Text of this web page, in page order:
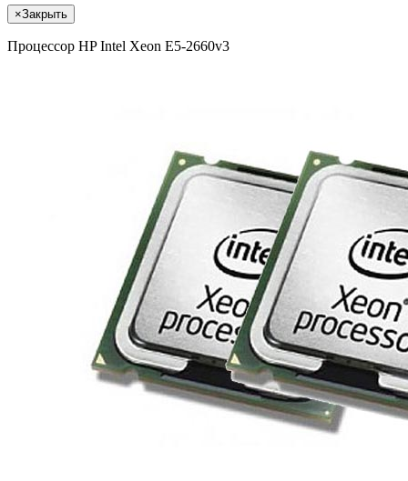
×Закрыть
Процессор HP Intel Xeon E5-2660v3